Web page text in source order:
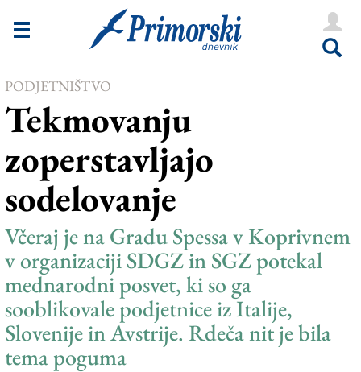
Novice
Goriška
Kultura
Šport
Še
Vreme
V Kioskih
Uredništvo
Oglasi
PODJETNIŠTVO
Tekmovanju
zoperstavljajo
sodelovanje
Včeraj je na Gradu Spessa v Koprivnem
v organizaciji SDGZ in SGZ potekal
mednarodni posvet, ki so ga
sooblikovale podjetnice iz Italije,
Slovenije in Avstrije. Rdeča nit je bila
tema poguma